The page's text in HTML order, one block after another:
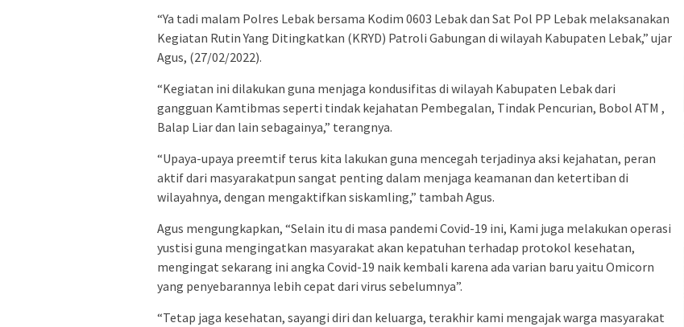
“Ya tadi malam Polres Lebak bersama Kodim 0603 Lebak dan Sat Pol PP Lebak melaksanakan
Kegiatan Rutin Yang Ditingkatkan (KRYD) Patroli Gabungan di wilayah Kabupaten Lebak,” ujar
Agus, (27/02/2022).
“Kegiatan ini dilakukan guna menjaga kondusifitas di wilayah Kabupaten Lebak dari
gangguan Kamtibmas seperti tindak kejahatan Pembegalan, Tindak Pencurian, Bobol ATM ,
Balap Liar dan lain sebagainya,” terangnya.
“Upaya-upaya preemtif terus kita lakukan guna mencegah terjadinya aksi kejahatan, peran
aktif dari masyarakatpun sangat penting dalam menjaga keamanan dan ketertiban di
wilayahnya, dengan mengaktifkan siskamling,” tambah Agus.
Agus mengungkapkan, “Selain itu di masa pandemi Covid-19 ini, Kami juga melakukan operasi
yustisi guna mengingatkan masyarakat akan kepatuhan terhadap protokol kesehatan,
mengingat sekarang ini angka Covid-19 naik kembali karena ada varian baru yaitu Omicorn
yang penyebarannya lebih cepat dari virus sebelumnya”.
“Tetap jaga kesehatan, sayangi diri dan keluarga, terakhir kami mengajak warga masyarakat